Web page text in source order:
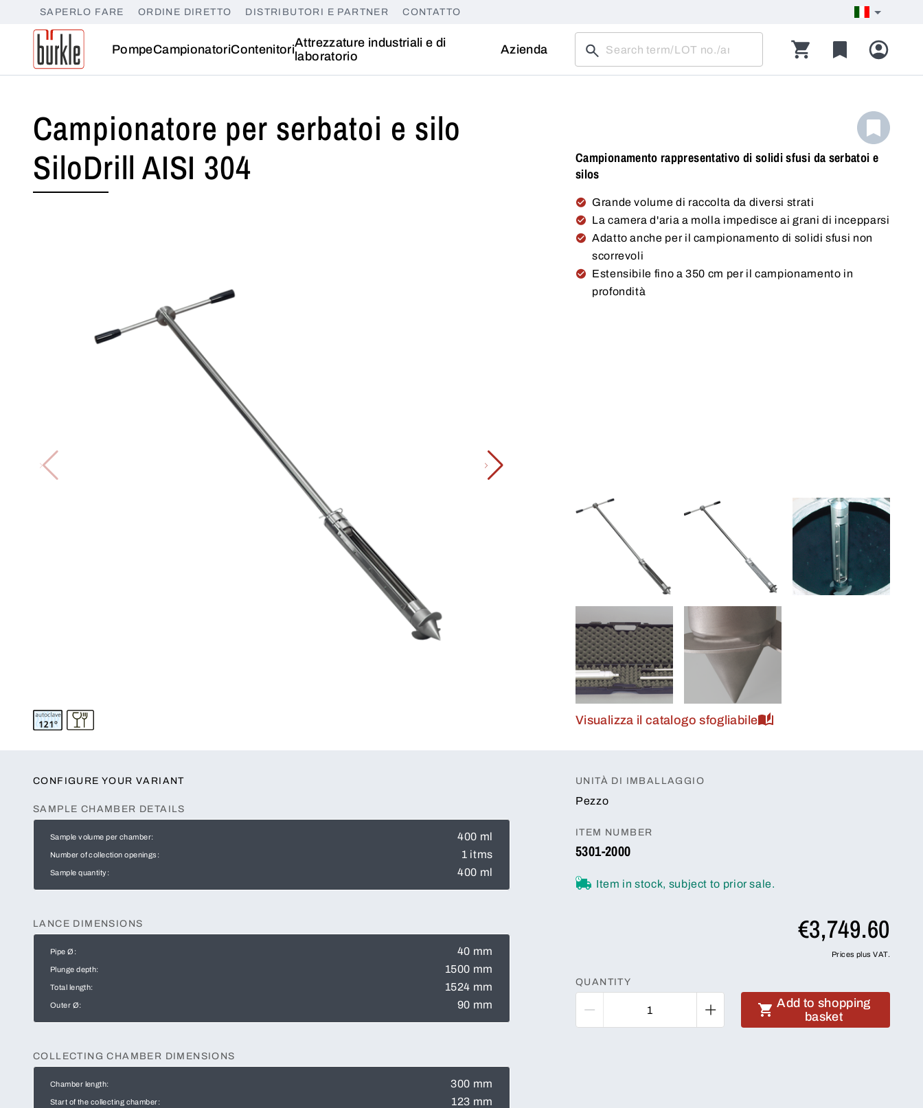
SAPERLO FARE ORDINE DIRETTO DISTRIBUTORI E PARTNER CONTATTO
PompeCampionatoriContenitoriAttrezzature industriali e di
laboratorio
Azienda
Campionatore per serbatoi e silo
SiloDrill AISI 304
Campionamento rappresentativo di solidi sfusi da serbatoi e
silos
Grande volume di raccolta da diversi strati
La camera d'aria a molla impedisce ai grani di incepparsi
Adatto anche per il campionamento di solidi sfusi non
scorrevoli
Estensibile fino a 350 cm per il campionamento in
profondità
Visualizza il catalogo sfogliabile
CONFIGURE YOUR VARIANT
SAMPLE CHAMBER DETAILS
Sample volume per chamber: 400 ml
Number of collection openings: 1 itms
Sample quantity: 400 ml
LANCE DIMENSIONS
Pipe Ø: 40 mm
Plunge depth: 1500 mm
Total length: 1524 mm
Outer Ø: 90 mm
COLLECTING CHAMBER DIMENSIONS
Chamber length: 300 mm
Start of the collecting chamber: 123 mm
UNITÀ DI IMBALLAGGIO
Pezzo
ITEM NUMBER
5301-2000
Item in stock, subject to prior sale.
€3,749.60
Prices plus VAT.
QUANTITY
Add to shopping
basket